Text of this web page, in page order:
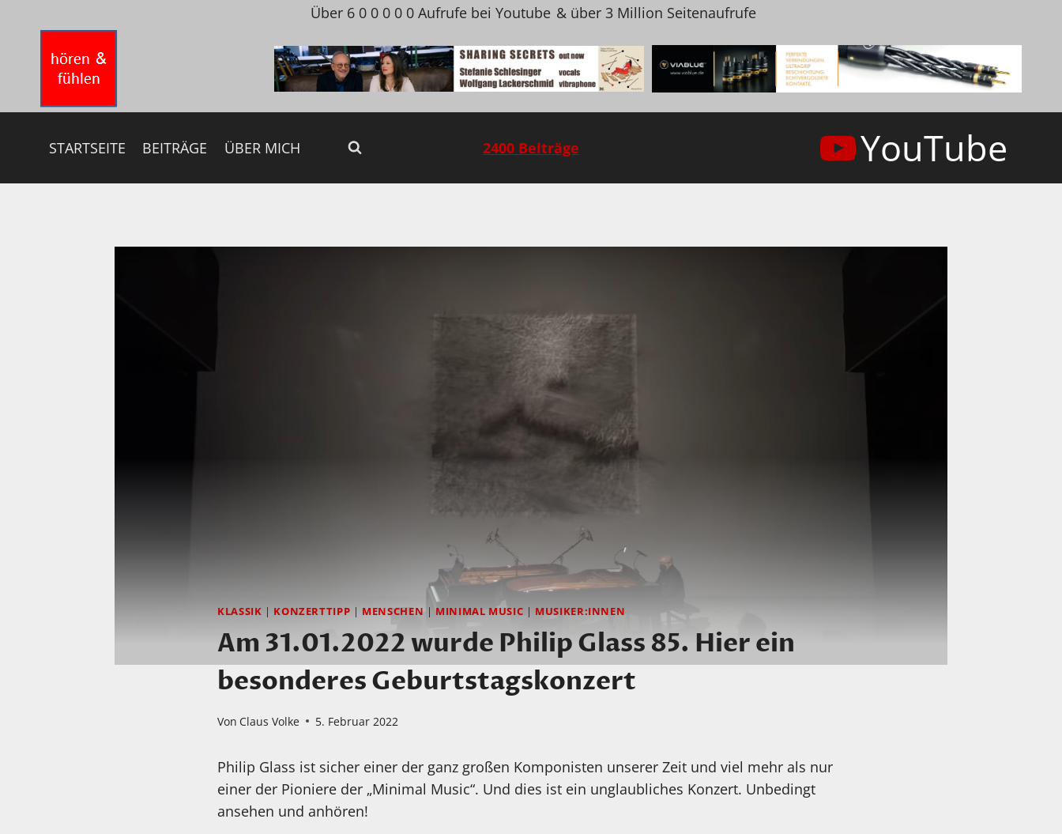
springen
Über 6 0 0 0 0 0 Aufrufe bei Youtube & über 3 Million Seitenaufrufe
STARTSEITE BEITRÄGE ÜBER MICH 2400 Beiträge YouTube
KLASSIK | KONZERTTIPP | MENSCHEN | MINIMAL MUSIC | MUSIKER:INNEN
Am 31.01.2022 wurde Philip Glass 85. Hier ein
besonderes Geburtstagskonzert
Von Claus Volke 5. Februar 2022
Philip Glass ist sicher einer der ganz großen Komponisten unserer Zeit und viel mehr als nur
einer der Pioniere der „Minimal Music“. Und dies ist ein unglaubliches Konzert. Unbedingt
ansehen und anhören!